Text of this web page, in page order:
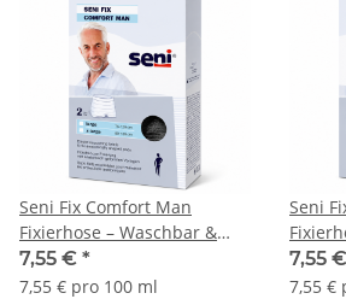
Seni Fix Comfort Man
Fixierhose – Waschbar &
bequem, 2 Stück Schwarz
Größe L
7,55 € *
7,55 € pro 100 ml
Seni
Größe
7,55 €
7,55 €